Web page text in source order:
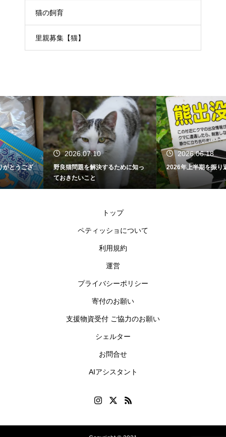
猫の飼育
里親募集【猫】
2026.07.10
野良猫問題を解決するために知っ
ておきたいこと
2026.06.18
2026年上半期を振り返って
トップ
ペティッショについて
利用規約
運営
プライバシーポリシー
寄付のお願い
支援物資受付 ご協力のお願い
シェルター
お問合せ
AIアシスタント